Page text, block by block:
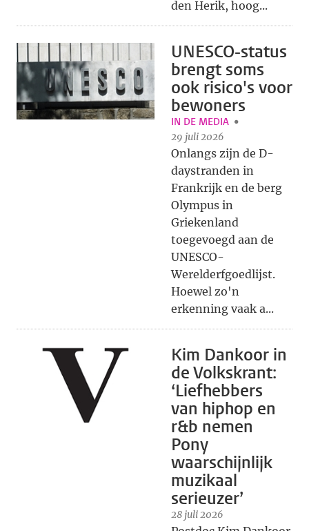
den Herik, hoog...
UNESCO-status
brengt soms
ook risico's voor
bewoners
IN DE MEDIA
29 juli 2026
Onlangs zijn de D-
daystranden in
Frankrijk en de berg
Olympus in
Griekenland
toegevoegd aan de
UNESCO-
Werelderfgoedlijst.
Hoewel zo'n
erkenning vaak a...
Kim Dankoor in
de Volkskrant:
‘Liefhebbers
van hiphop en
r&b nemen
Pony
waarschijnlijk
muzikaal
serieuzer’
28 juli 2026